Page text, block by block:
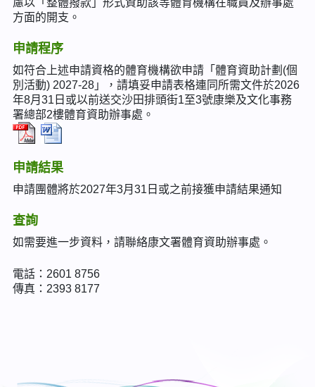
慮以「整體撥款」形式資助該等體育機構在職員及辦事處
方面的開支。
申請程序
如符合上述申請資格的體育機構欲申請「體育資助計劃(個
別活動) 2027-28」，請填妥申請表格連同所需文件於2026
年8月31日或以前送交沙田排頭街1至3號康樂及文化事務
署總部2樓體育資助辦事處。
申請結果
申請團體將於2027年3月31日或之前接獲申請結果通知
查詢
如需要進一步資料，請聯絡康文署體育資助辦事處。
電話：2601 8756
傳真：2393 8177